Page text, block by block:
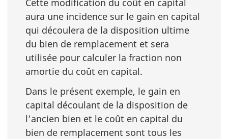
Cette modification du coût en capital
aura une incidence sur le gain en capital
qui découlera de la disposition ultime
du bien de remplacement et sera
utilisée pour calculer la fraction non
amortie du coût en capital.
Dans le présent exemple, le gain en
capital découlant de la disposition de
l’ancien bien et le coût en capital du
bien de remplacement sont tous les